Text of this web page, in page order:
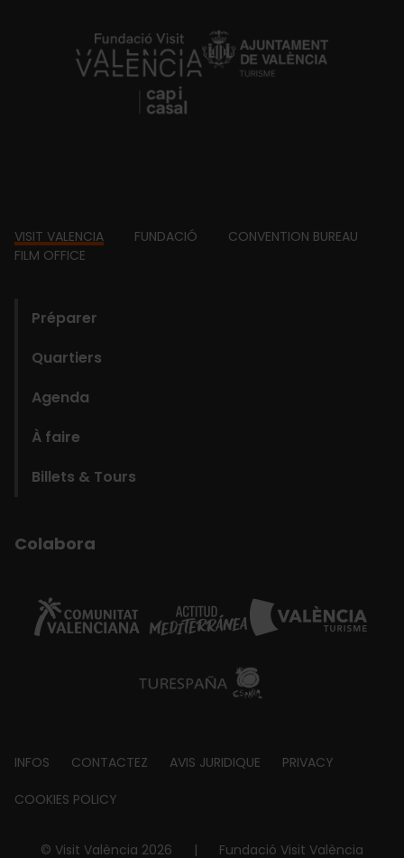
https://fundacion.visitvalencia.com/
Footer
VISIT VALENCIA FUNDACIÓ
CONVENTION BUREAU
FILM OFFICE
Préparer
Quartiers
Agenda
À faire
Billets & Tours
Colabora
Footer
about
INFOS CONTACTEZ AVIS JURIDIQUE PRIVACY
COOKIES POLICY
© Visit València 2026 | Fundació Visit València